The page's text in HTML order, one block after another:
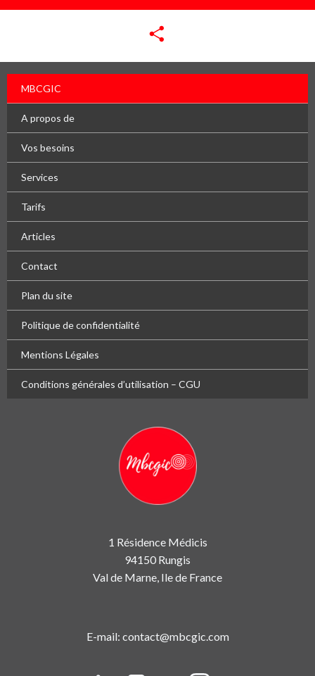
MBCGIC
A propos de
Vos besoins
Services
Tarifs
Articles
Contact
Plan du site
Politique de confidentialité
Mentions Légales
Conditions générales d’utilisation – CGU
1 Résidence Médicis
94150 Rungis
Val de Marne, Ile de France
E-mail: contact@mbcgic.com